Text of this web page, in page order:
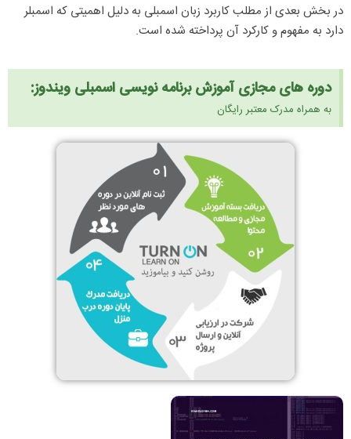
در بخش بعدی از مطلب کاربرد زبان اسمبلی به دلیل اهمیتی که اسمبلر
دارد به مفهوم و کارکرد آن پرداخته شده است.
دوره های مجازی آموزش برنامه نویسی اسمبلی ویندوز:
به همراه مدرک معتبر رایگان